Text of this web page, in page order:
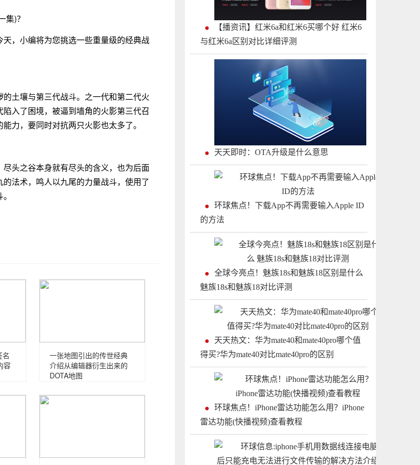
集)？
，小编将为您挑选一些重量级的经典战
土壤与第三代战斗。之一代和第二代火
入了困境，被逼到墙角的火影第三代召
力，要同时对抗两只火影也太多了。
头之谷本身就有尽头的含义，也为后面
法术，鸣人以九尾的力量战斗，使用了
容
一张地图引出的传世经典
介绍从编辑器衍生出来的
DOTA地图
【播资讯】红米6a和红米6买哪个好 红米6
与红米6a区别对比详细评测
天天即时：OTA升级是什么意思
环球焦点！下载App不再需要输入Apple ID
的方法
全球今亮点！魅族18s和魅族18区别是什么
魅族18s和魅族18对比评测
天天热文：华为mate40和mate40pro哪个值
得买?华为mate40对比mate40pro的区别
环球焦点！iPhone雷达功能怎么用？iPhone
雷达功能(快播视频)查看教程